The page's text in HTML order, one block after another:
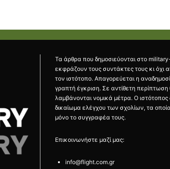
Τα άρθρα που δημοσιεύονται στο
εκφράζουν τους συντάκτες τους κι όχι
τον ιστότοπο. Απαγορεύεται η
γραπτή έγκριση. Σε αντίθετη περίπτωση
λαμβάνονται νομικά μέτρα. Ο ιστότοπος
δικαίωμα ελέγχου των σχολίων, τα
μόνο το συγγραφέα τους.
Επικοινωνήστε μαζί μας:
info@flight.com.gr